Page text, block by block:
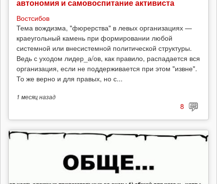
автономия и самовоспитание активиста
Востсибов
Тема вождизма, "фюрерства" в левых организациях —
краеугольный камень при формировании любой
системной или внесистемной политической структуры.
Ведь с уходом лидер_а/ов, как правило, распадается вся
организация, если не поддерживается при этом "извне".
То же верно и для правых, но с...
1 месяцназад
8